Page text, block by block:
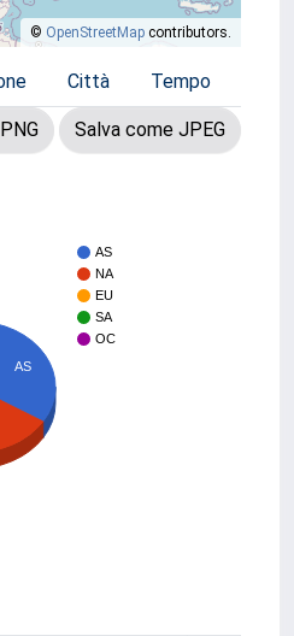
© OpenStreetMap contributors.
Città Tempo
Salva come JPEG
AS
NA
EU
SA
OC
AS